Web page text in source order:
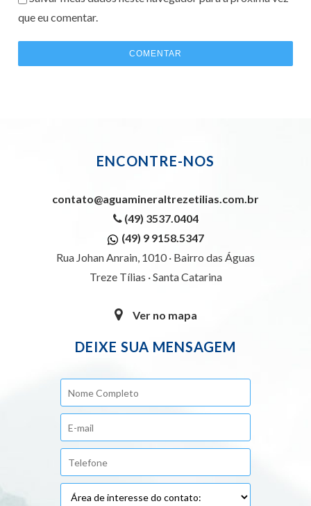
que eu comentar.
ENCONTRE-NOS
contato@aguamineraltrezetilias.com.br
(49) 3537.0404
(49) 9 9158.5347
Rua Johan Anrain, 1010 · Bairro das Águas
Treze Tílias · Santa Catarina
Ver no mapa
DEIXE SUA MENSAGEM